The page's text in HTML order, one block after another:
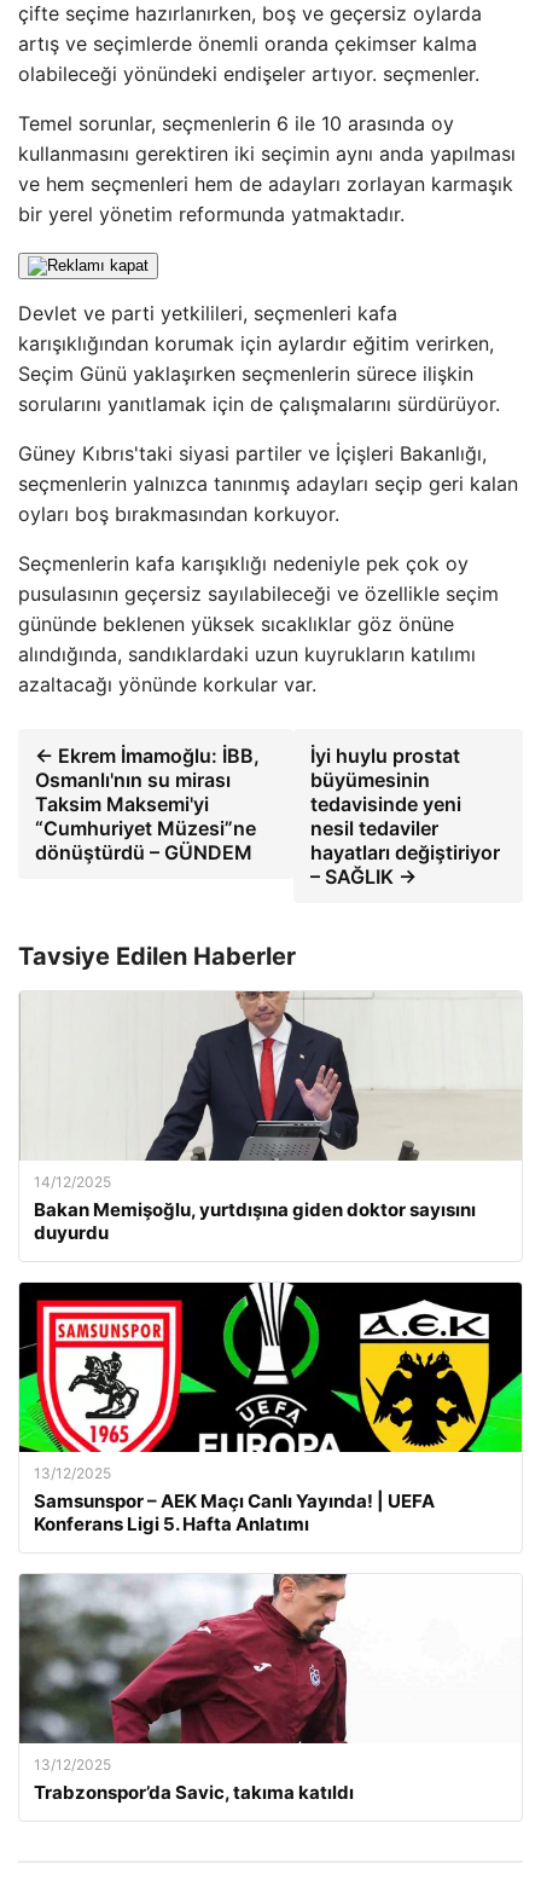
çifte seçime hazırlanırken, boş ve geçersiz oylarda
artış ve seçimlerde önemli oranda çekimser kalma
olabileceği yönündeki endişeler artıyor. seçmenler.
Temel sorunlar, seçmenlerin 6 ile 10 arasında oy
kullanmasını gerektiren iki seçimin aynı anda yapılması
ve hem seçmenleri hem de adayları zorlayan karmaşık
bir yerel yönetim reformunda yatmaktadır.
Devlet ve parti yetkilileri, seçmenleri kafa
karışıklığından korumak için aylardır eğitim verirken,
Seçim Günü yaklaşırken seçmenlerin sürece ilişkin
sorularını yanıtlamak için de çalışmalarını sürdürüyor.
Güney Kıbrıs'taki siyasi partiler ve İçişleri Bakanlığı,
seçmenlerin yalnızca tanınmış adayları seçip geri kalan
oyları boş bırakmasından korkuyor.
Seçmenlerin kafa karışıklığı nedeniyle pek çok oy
pusulasının geçersiz sayılabileceği ve özellikle seçim
gününde beklenen yüksek sıcaklıklar göz önüne
alındığında, sandıklardaki uzun kuyrukların katılımı
azaltacağı yönünde korkular var.
← Ekrem İmamoğlu: İBB,
Osmanlı'nın su mirası
Taksim Maksemi'yi
“Cumhuriyet Müzesi”ne
dönüştürdü – GÜNDEM
İyi huylu prostat
büyümesinin
tedavisinde yeni
nesil tedaviler
hayatları değiştiriyor
– SAĞLIK →
Tavsiye Edilen Haberler
14/12/2025
Bakan Memişoğlu, yurtdışına giden doktor sayısını
duyurdu
13/12/2025
Samsunspor – AEK Maçı Canlı Yayında! | UEFA
Konferans Ligi 5. Hafta Anlatımı
13/12/2025
Trabzonspor’da Savic, takıma katıldı